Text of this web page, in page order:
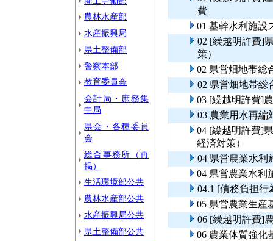
農林水産部
水産振興局
県土整備部
警察本部
教育委員会
会計局・庶務集
中局
県会・各種委員
会
総合事務所（再
掲）
生活環境部公共
農林水産部公共
水産振興局公共
県土整備部公共
費
01 基幹水利施設
02 [繰越明許費]
策）
02 県営畑地帯総
02 県営畑地帯総
03 [繰越明許費]
03 農業用水再編
04 [繰越明許費]
経済対策）
04 県営農業水利
04 県営農業水利
04.1 [債務負担
05 県営農業生産
06 [繰越明許費]
06 農業体質強化